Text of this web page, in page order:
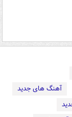
آهنگ های جدید